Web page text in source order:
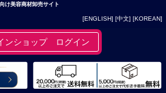
け美容商材卸売サイト
[ENGLISH] [中文] [KOREAN]
ンショップ ログイン